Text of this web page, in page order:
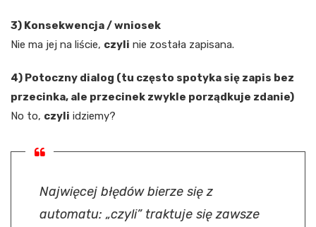
3) Konsekwencja / wniosek
Nie ma jej na liście, czyli nie została zapisana.
4) Potoczny dialog (tu często spotyka się zapis bez
przecinka, ale przecinek zwykle porządkuje zdanie)
No to, czyli idziemy?
Najwięcej błędów bierze się z
automatu: „czyli” traktuje się zawsze